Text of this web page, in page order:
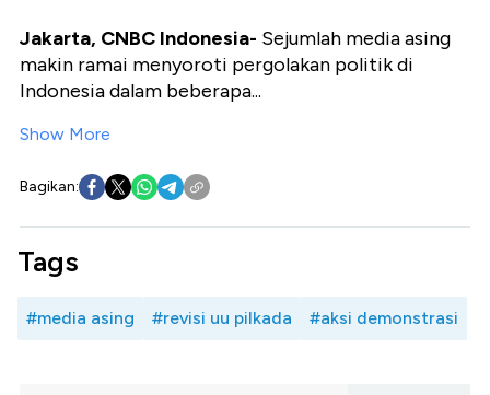
Jakarta, CNBC Indonesia- Sejumlah media asing
makin ramai menyoroti pergolakan politik di
Indonesia dalam beberapa...
Show More
Bagikan:
Tags
#media asing #revisi uu pilkada #aksi demonstrasi